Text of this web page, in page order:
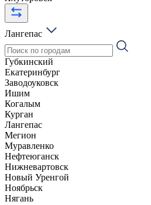
Лангепас
Губкинский
Екатеринбург
Заводоуковск
Ишим
Когалым
Курган
Лангепас
Мегион
Муравленко
Нефтеюганск
Нижневартовск
Новый Уренгой
Ноябрьск
Нягань